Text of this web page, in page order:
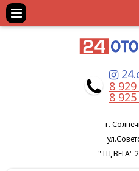
8
8
г.
"ТЦ ВЕГА"